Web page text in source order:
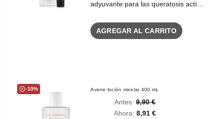
adyuvante para las queratosis actí…
AGREGAR AL CARRITO
-10% Avene loción micelar 400 mL
Ahora: 8,91 €
Antes: 9,90 €